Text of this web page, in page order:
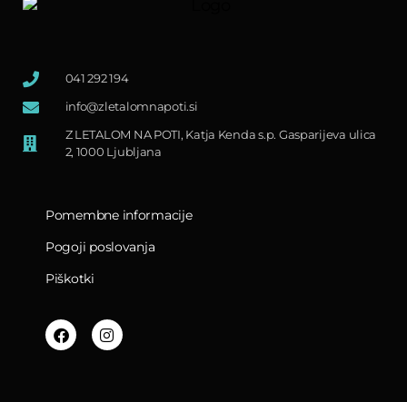
041 292 194
info@zletalomnapoti.si
Z LETALOM NA POTI, Katja Kenda s.p. Gasparijeva ulica
2, 1000 Ljubljana
Pomembne informacije
Pogoji poslovanja
Piškotki